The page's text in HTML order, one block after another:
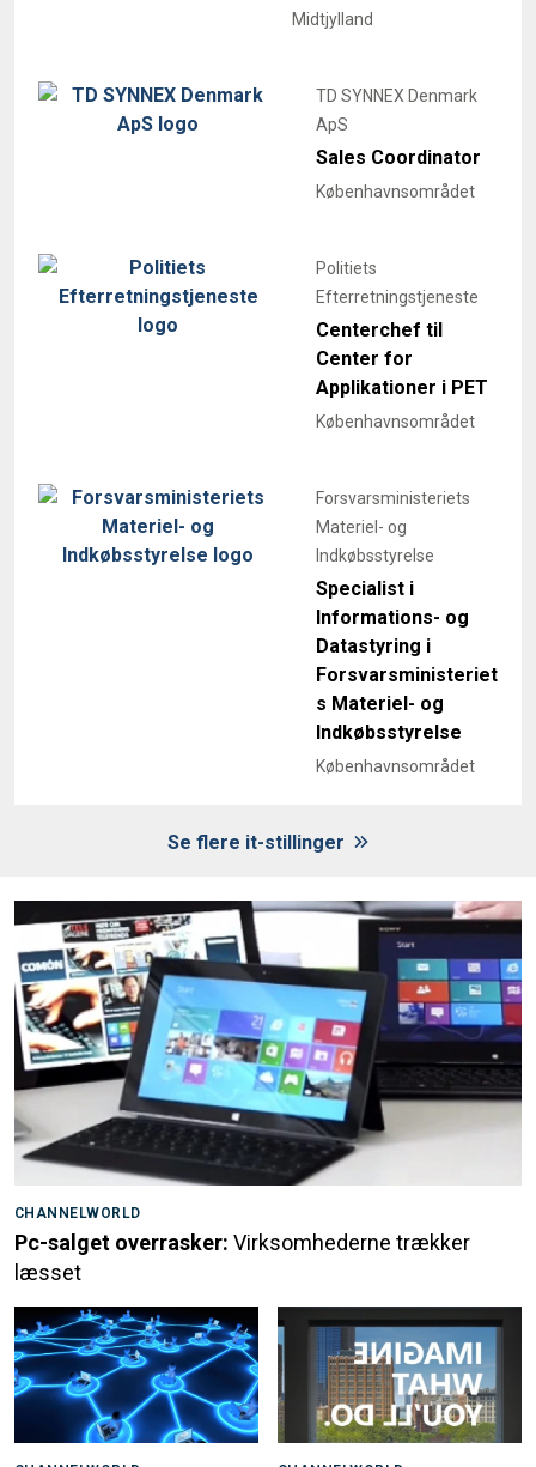
Midtjylland
TD SYNNEX Denmark
ApS
Sales Coordinator
Københavnsområdet
Politiets
Efterretningstjeneste
Centerchef til
Center for
Applikationer i PET
Københavnsområdet
Forsvarsministeriets
Materiel- og
Indkøbsstyrelse
Specialist i
Informations- og
Datastyring i
Forsvarsministeriet
s Materiel- og
Indkøbsstyrelse
Københavnsområdet
Se flere it-stillinger
CHANNELWORLD
Pc-salget overrasker: Virksomhederne trækker
læsset